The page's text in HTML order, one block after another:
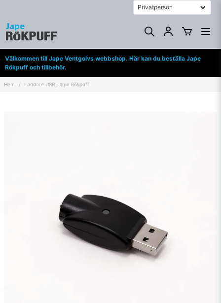
Välkommen till Jape Ventgolvs webbshop. Här kan du beställa Jape
Rökpuff och tillbehör.
Hem Laddare USB, Jape Rökpuff